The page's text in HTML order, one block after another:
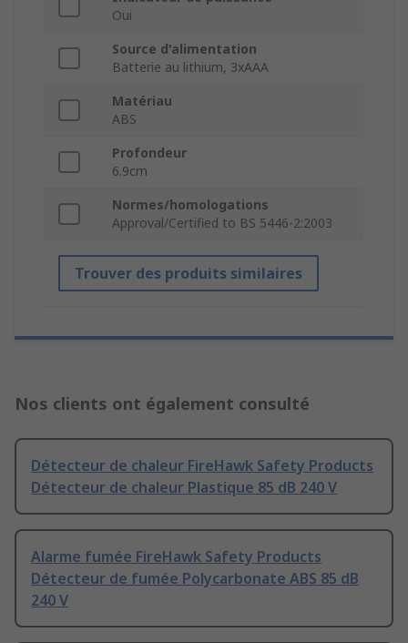
Oui
Source d'alimentation
Batterie au lithium, 3xAAA
Matériau
ABS
Profondeur
6.9cm
Normes/homologations
Approval/Certified to BS 5446-2:2003
Trouver des produits similaires
Nos clients ont également consulté
Détecteur de chaleur FireHawk Safety Products
Détecteur de chaleur Plastique 85 dB 240 V
Alarme fumée FireHawk Safety Products
Détecteur de fumée Polycarbonate ABS 85 dB
240 V